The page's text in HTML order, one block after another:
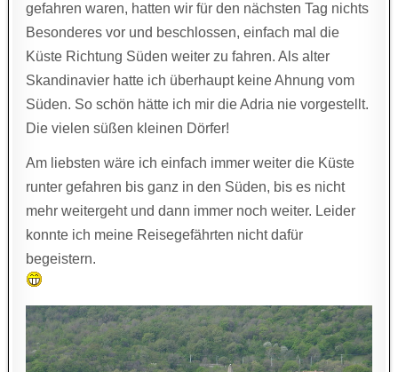
gefahren waren, hatten wir für den nächsten Tag nichts
Besonderes vor und beschlossen, einfach mal die
Küste Richtung Süden weiter zu fahren. Als alter
Skandinavier hatte ich überhaupt keine Ahnung vom
Süden. So schön hätte ich mir die Adria nie vorgestellt.
Die vielen süßen kleinen Dörfer!
Am liebsten wäre ich einfach immer weiter die Küste
runter gefahren bis ganz in den Süden, bis es nicht
mehr weitergeht und dann immer noch weiter. Leider
konnte ich meine Reisegefährten nicht dafür
begeistern.